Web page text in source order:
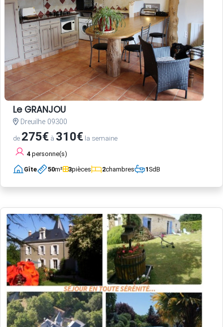
Le GRANJOU
Dreuilhe 09300
de 275€ à 310€ la semaine
4 personne(s)
Gîte 50m² 3pièces 2chambres 1SdB